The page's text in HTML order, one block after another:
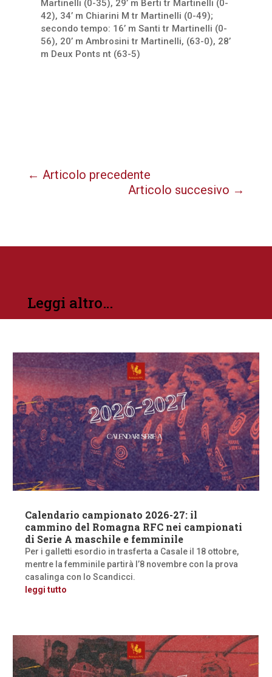
Martinelli (0-35), 29’ m Berti tr Martinelli (0-
42), 34’ m Chiarini M tr Martinelli (0-49);
secondo tempo: 16’ m Santi tr Martinelli (0-
56), 20’ m Ambrosini tr Martinelli, (63-0), 28’
m Deux Ponts nt (63-5)
← Articolo precedente
Articolo succesivo →
Leggi altro…
Calendario campionato 2026-27: il
cammino del Romagna RFC nei campionati
di Serie A maschile e femminile
Per i galletti esordio in trasferta a Casale il 18 ottobre,
mentre la femminile partirà l’8 novembre con la prova
casalinga con lo Scandicci.
leggi tutto